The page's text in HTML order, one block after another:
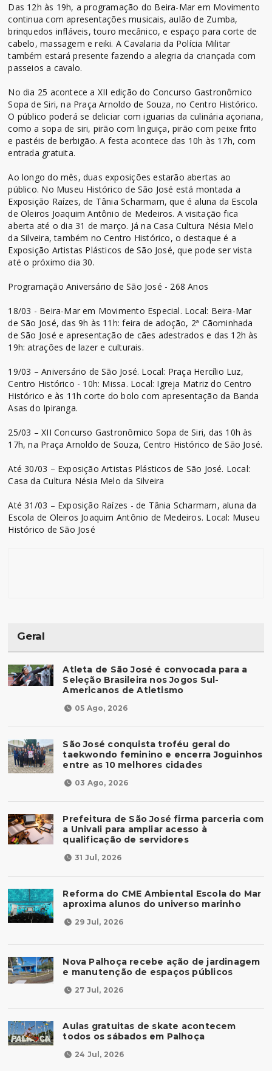
Das 12h às 19h, a programação do Beira-Mar em Movimento
continua com apresentações musicais, aulão de Zumba,
brinquedos infláveis, touro mecânico, e espaço para corte de
cabelo, massagem e reiki. A Cavalaria da Polícia Militar
também estará presente fazendo a alegria da criançada com
passeios a cavalo.
No dia 25 acontece a XII edição do Concurso Gastronômico
Sopa de Siri, na Praça Arnoldo de Souza, no Centro Histórico.
O público poderá se deliciar com iguarias da culinária açoriana,
como a sopa de siri, pirão com linguiça, pirão com peixe frito
e pastéis de berbigão. A festa acontece das 10h às 17h, com
entrada gratuita.
Ao longo do mês, duas exposições estarão abertas ao
público. No Museu Histórico de São José está montada a
Exposição Raízes, de Tânia Scharmam, que é aluna da Escola
de Oleiros Joaquim Antônio de Medeiros. A visitação fica
aberta até o dia 31 de março. Já na Casa Cultura Nésia Melo
da Silveira, também no Centro Histórico, o destaque é a
Exposição Artistas Plásticos de São José, que pode ser vista
até o próximo dia 30.
Programação Aniversário de São José - 268 Anos
18/03 - Beira-Mar em Movimento Especial. Local: Beira-Mar
de São José, das 9h às 11h: feira de adoção, 2ª Cãominhada
de São José e apresentação de cães adestrados e das 12h às
19h: atrações de lazer e culturais.
19/03 – Aniversário de São José. Local: Praça Hercílio Luz,
Centro Histórico - 10h: Missa. Local: Igreja Matriz do Centro
Histórico e às 11h corte do bolo com apresentação da Banda
Asas do Ipiranga.
25/03 – XII Concurso Gastronômico Sopa de Siri, das 10h às
17h, na Praça Arnoldo de Souza, Centro Histórico de São José.
Até 30/03 – Exposição Artistas Plásticos de São José. Local:
Casa da Cultura Nésia Melo da Silveira
Até 31/03 – Exposição Raízes - de Tânia Scharmam, aluna da
Escola de Oleiros Joaquim Antônio de Medeiros. Local: Museu
Histórico de São José
Geral
Atleta de São José é convocada para a
Seleção Brasileira nos Jogos Sul-
Americanos de Atletismo
05 Ago, 2026
São José conquista troféu geral do
taekwondo feminino e encerra Joguinhos
entre as 10 melhores cidades
03 Ago, 2026
Prefeitura de São José firma parceria com
a Univali para ampliar acesso à
qualificação de servidores
31 Jul, 2026
Reforma do CME Ambiental Escola do Mar
aproxima alunos do universo marinho
29 Jul, 2026
Nova Palhoça recebe ação de jardinagem
e manutenção de espaços públicos
27 Jul, 2026
Aulas gratuitas de skate acontecem
todos os sábados em Palhoça
24 Jul, 2026